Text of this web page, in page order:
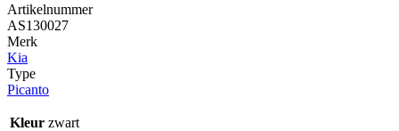
Artikelnummer
AS130027
Merk
Kia
Type
Picanto
Kleur zwart